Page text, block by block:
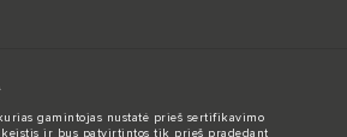
gamintojas nustatė prieš sertifikavimo
keistis ir bus patvirtintos tik prieš pradedant